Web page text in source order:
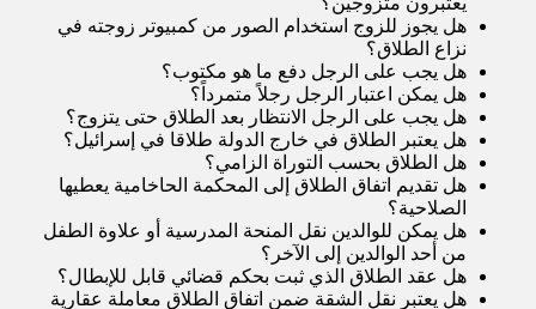
هل يجوز للزوج استخدام الصور من كمبيوتر زوجته في
نزاع الطلاق؟
هل يجب على الرجل دفع ما هو مكتوب؟
هل يمكن اعتبار الرجل رجلاً متمرداً ؟
هل يجب على الرجل الانتظار بعد الطلاق حتى يتزوج؟
هل يعتبر الطلاق في خارج الدولة طلاقا في إسرائيل؟
هل الطلاق بحسب التوراة الزامي؟
هل تقديم اتفاق الطلاق إلى المحكمة الحاخامية يعطيها
الصلاحية؟
هل يمكن للوالدين نقل المنحة المدرسية أو علاوة الطفل
من أحد الوالدين إلى الآخر ؟
هل عقد الطلاق الذي ثبت بحكم قضائي قابل للإبطال؟
هل يعتبر نقل الشقة ضمن اتفاق الطلاق معاملة عقارية